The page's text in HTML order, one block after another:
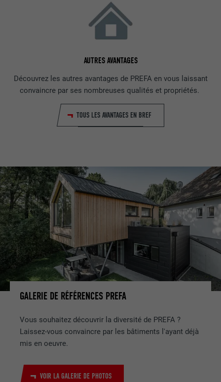
AUTRES AVANTAGES
Découvrez les autres avantages de PREFA en vous laissant
convaincre par ses nombreuses qualités et propriétés.
TOUS LES AVANTAGES EN BREF
GALERIE DE RÉFÉRENCES PREFA
Vous souhaitez découvrir la diversité de PREFA ?
Laissez-vous convaincre par les bâtiments l'ayant déjà
mis en oeuvre.
VOIR LA GALERIE DE PHOTOS